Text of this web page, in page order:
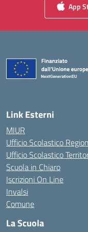
App
Link Esterni
MIUR
Ufficio Scolastico
Ufficio Scolastico
Scuola in Chiaro
Iscrizioni On Line
Invalsi
Comune
La Scuola